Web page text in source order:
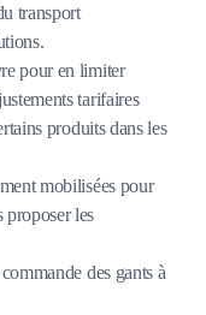
transport
pour en limiter
tarifaires
produits dans les
mobilisées pour
proposer les
des gants à